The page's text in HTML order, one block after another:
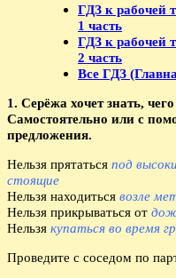
ГДЗ к рабочей
1 часть
ГДЗ к рабочей
2 часть
Все ГДЗ
1. Серёжа хочет знать,
Самостоятельно или с
предложения.
Нельзя прятаться под
стоящие
Нельзя находиться возле
Нельзя прикрываться от
Нельзя купаться во время
Проведите с соседом по